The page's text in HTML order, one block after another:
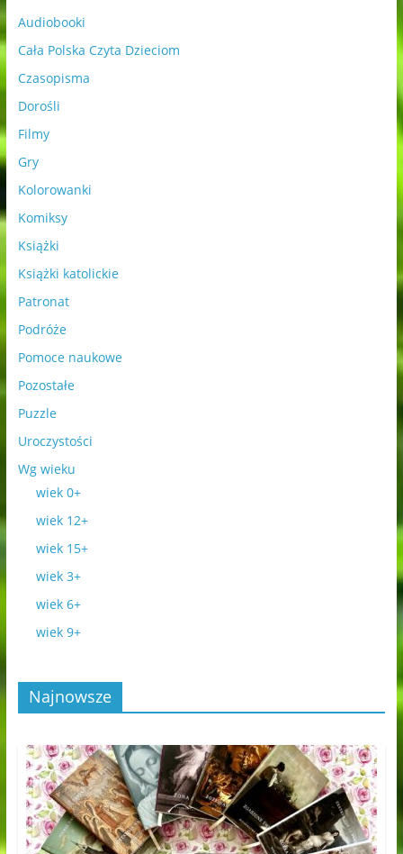
Audiobooki
Cała Polska Czyta Dzieciom
Czasopisma
Dorośli
Filmy
Gry
Kolorowanki
Komiksy
Książki
Książki katolickie
Patronat
Podróże
Pomoce naukowe
Pozostałe
Puzzle
Uroczystości
Wg wieku
wiek 0+
wiek 12+
wiek 15+
wiek 3+
wiek 6+
wiek 9+
Najnowsze